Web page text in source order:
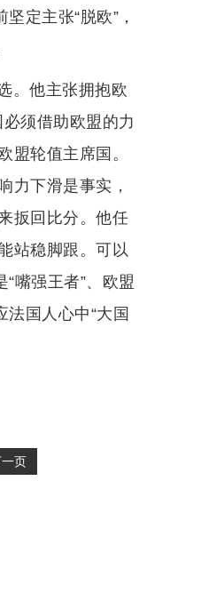
定主张“脱欧”，
。他主张拥抱欧
须借助欧盟的力
盟轮值主席国。
力下滑是事实，
扳回比分。他任
站稳脚跟。可以
嘴强王者”、欧盟
国人心中“大国
页